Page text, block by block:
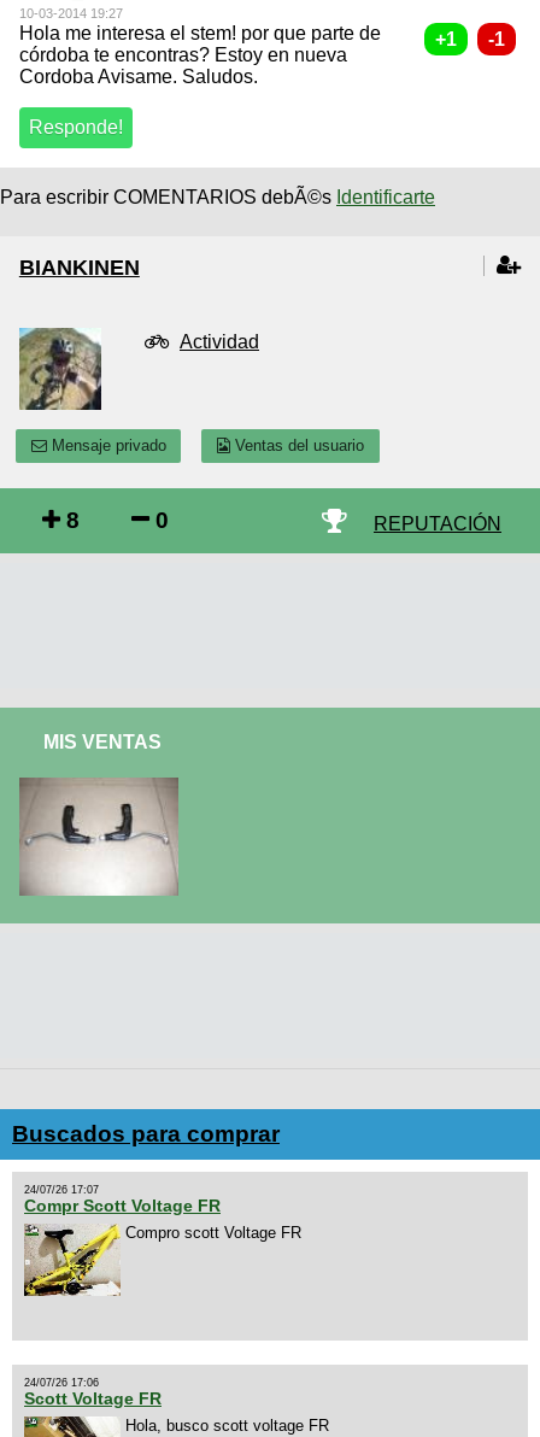
10-03-2014 19:27
Hola me interesa el stem! por que parte de
córdoba te encontras? Estoy en nueva
Cordoba Avisame. Saludos.
Para escribir COMENTARIOS debÃ©s Identificarte
BIANKINEN
Actividad
Mensaje privado Ventas del usuario
8 0 REPUTACIÓN
MIS VENTAS
Buscados para comprar
24/07/26 17:07
Compr Scott Voltage FR
Compro scott Voltage FR
24/07/26 17:06
Scott Voltage FR
Hola, busco scott voltage FR